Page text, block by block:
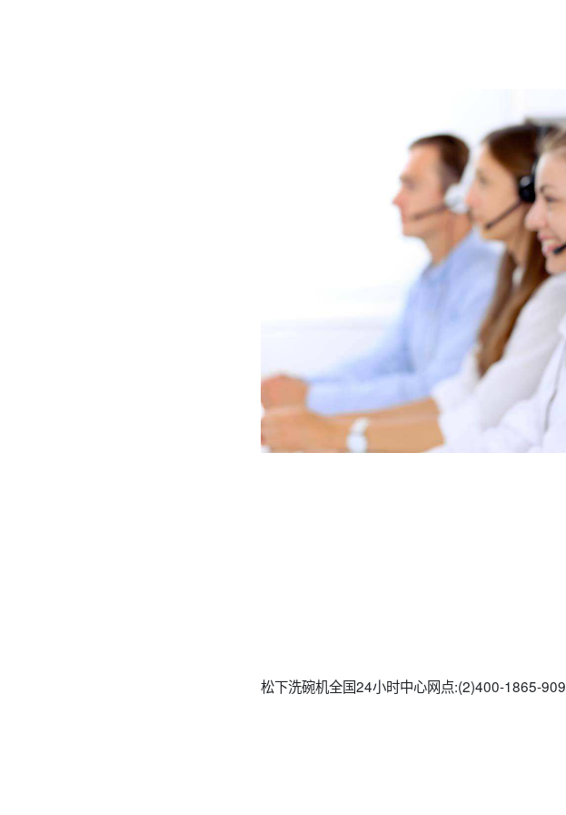
松下洗碗机全国24小时中心网点:(2)400-1865-909